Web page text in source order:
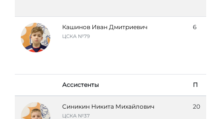
Кашинов Иван Дмитриевич
ЦСКА №79
6
Ассистенты П
Синикин Никита Михайлович
ЦСКА №37
20